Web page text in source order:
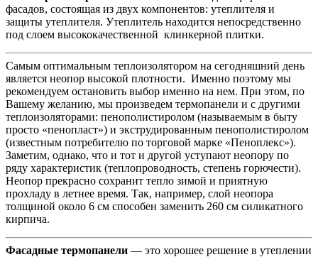
фасадов, состоящая из двух компонентов: утеплителя и
защиты утеплителя. Утеплитель находится непосредственно
под слоем высококачественной клинкерной плитки.
Самым оптимальным теплоизолятором на сегодняшний день
является неопор высокой плотности. Именно поэтому мы
рекомендуем остановить выбор именно на нем. При этом, по
Вашему желанию, мы произведем термопанели и с другими
теплоизоляторами: пенополистиролом (называемым в быту
просто «пенопласт») и экструдированным пенополистиролом
(известным потребителю по торговой марке «Пеноплекс»).
Заметим, однако, что и тот и другой уступают неопору по
ряду характеристик (теплопроводность, степень горючести).
Неопор прекрасно сохранит тепло зимой и приятную
прохладу в летнее время. Так, например, слой неопора
толщиной около 6 см способен заменить 260 см силикатного
кирпича.
Фасадные термопанели — это хорошее решение в утеплении